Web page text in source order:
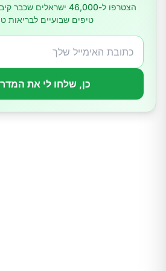
הצטרפו ל-46,000
טיפים שבועיים לבריאות
כן, שלחו לי את